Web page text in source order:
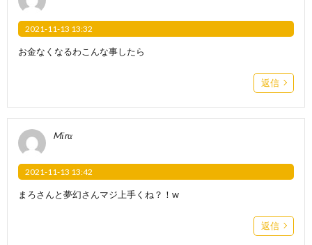
2021-11-13 13:32
お金なくなるわこんな事したら
返信
Mīrα
2021-11-13 13:42
まろさんと夢幻さんマジ上手くね？！w
返信